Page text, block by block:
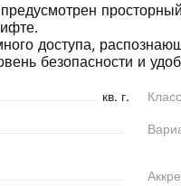
доступа,
безопасности и
кв. г.